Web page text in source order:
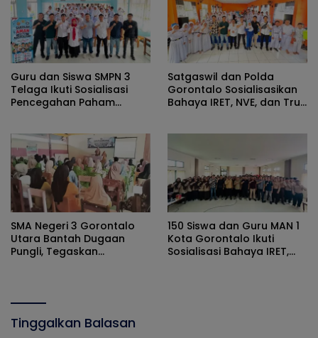
Guru dan Siswa SMPN 3
Telaga Ikuti Sosialisasi
Pencegahan Paham
Satgaswil dan Polda
Gorontalo Sosialisasikan
Bahaya IRET, NVE, dan True
SMA Negeri 3 Gorontalo
Utara Bantah Dugaan
Pungli, Tegaskan
150 Siswa dan Guru MAN 1
Kota Gorontalo Ikuti
Sosialisasi Bahaya IRET,
Tinggalkan Balasan